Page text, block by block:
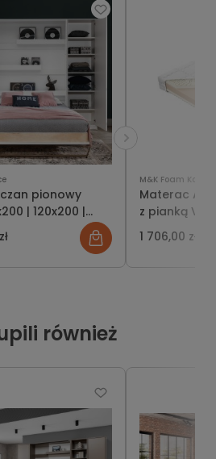
pionowy
| 120x200 |
matowe
lub
M&K Foam Koło
Materac
z pianką
1 706,00 zł
również